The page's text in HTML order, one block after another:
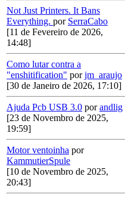
Not Just Printers. It Bans
Everything. por SerraCabo
[11 de Fevereiro de 2026,
14:48]
Como lutar contra a
"enshitification" porjm_araujo
[30 de Janeiro de 2026, 17:10]
Ajuda Pcb USB 3.0 porandlig
[23 de Novembro de 2025,
19:59]
Motor ventoinha por
KammutierSpule
[10 de Novembro de 2025,
20:43]